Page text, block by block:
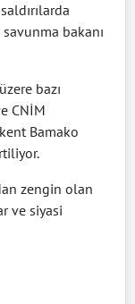
bakanı
bazı
CNİM
Bamako
zengin olan
ve siyasi